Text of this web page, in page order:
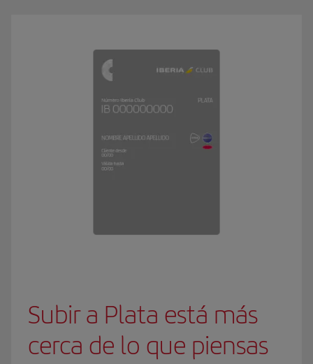
Subir a Plata está más
cerca de lo que piensas